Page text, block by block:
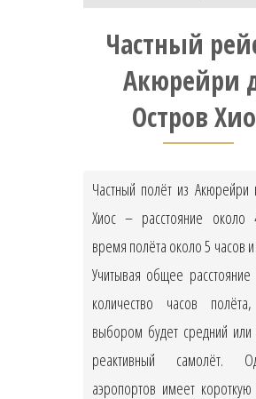
Частный
Акюрейри
Остров
Частный полёт из Акюрейри
Хиос – расстояние около
время полёта около 5 часов и
Учитывая общее расстояние
количество часов
выбором будет средний
реактивный самолёт.
аэропортов имеет короткую